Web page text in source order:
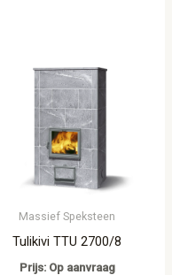
Massief Speksteen
Tulikivi TTU 2700/8
Prijs: Op aanvraag